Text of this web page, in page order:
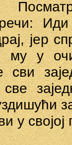
Иди
јер
у очи
сви
све
у